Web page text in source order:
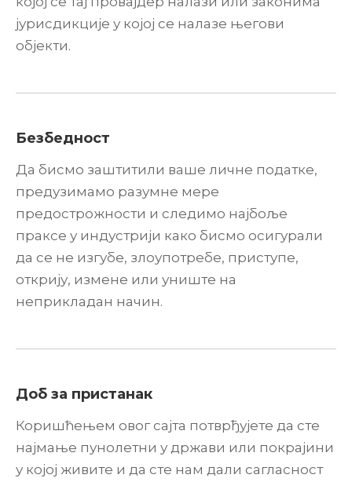
јурисдикције у којој се налазе његови
објекти.
Безбедност
Да бисмо заштитили ваше личне податке,
предузимамо разумне мере
предострожности и следимо најбоље
праксе у индустрији како бисмо осигурали
да се не изгубе, злоупотребе, приступе,
открију, измене или униште на
неприкладан начин.
Доб за пристанак
Коришћењем овог сајта потврђујете да сте
најмање пунолетни у држави или покрајини
у којој живите и да сте нам дали сагласност